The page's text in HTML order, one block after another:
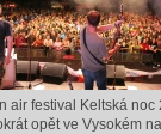
air festival Keltská noc
opět ve Vysokém